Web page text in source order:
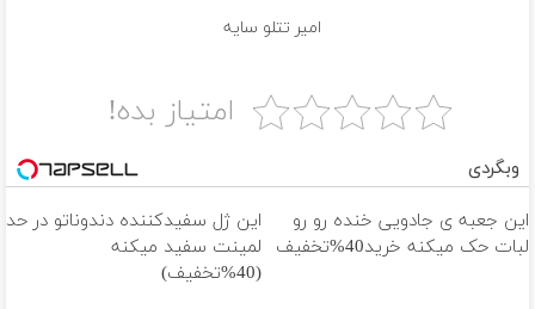
امیر تتلو سایه
امتیاز بده!
وبگردی
این جعبه ی جادویی خنده رو رو
لبات حک میکنه خرید40%تخفیف
این ژل سفیدکننده دندوناتو در حد
لمینت سفید میکنه
(40%تخفیف)